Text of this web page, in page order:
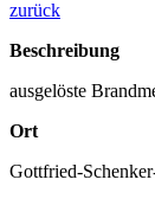
zurück
Beschreibung
ausgelöste
Ort
Gottfried-